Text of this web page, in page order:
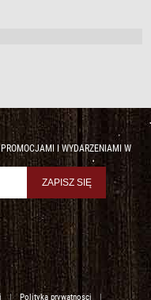
I WYDARZENIAMI W
| Polityka prywatnosci |